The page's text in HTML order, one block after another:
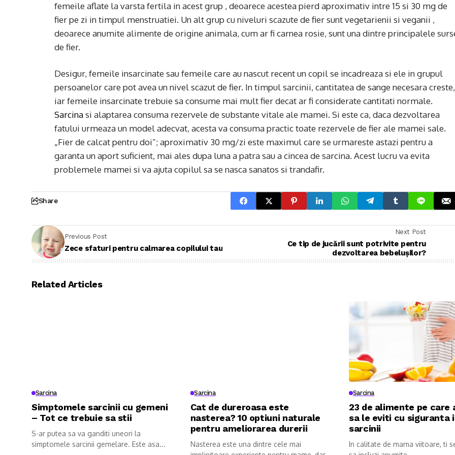
femeile aflate la varsta fertila in acest grup , deoarece acestea pierd aproximativ intre 15 si 30 mg de
fier pe zi in timpul menstruatiei. Un alt grup cu niveluri scazute de fier sunt vegetarienii si veganii ,
deoarece anumite alimente de origine animala, cum ar fi carnea rosie, sunt una dintre principalele
de fier.
Desigur, femeile insarcinate sau femeile care au nascut recent un copil se incadreaza si ele in grupul
persoanelor care pot avea un nivel scazut de fier. In timpul sarcinii, cantitatea de sange necesara creste,
iar femeile insarcinate trebuie sa consume mai mult fier decat ar fi considerate cantitati normale.
Sarcinasi alaptarea consuma rezervele de substante vitale ale mamei. Si este ca, daca dezvoltarea
fatului urmeaza un model adecvat, acesta va consuma practic toate rezervele de fier ale mamei sale.
„Fier de calcat pentru doi”; aproximativ 30 mg/zi este maximul care se urmareste astazi pentru a
garanta un aport suficient, mai ales dupa luna a patra sau a cincea de sarcina. Acest lucru va evita
problemele mamei si va ajuta copilul sa se nasca sanatos si trandafir.
Share
Previous Post
Zece sfaturi pentru calmarea copilului tau
Next Post
Ce tip de jucării sunt potrivite pentru
dezvoltarea bebelușilor?
Related Articles
Sarcina
Simptomele sarcinii cu gemeni
– Tot ce trebuie sa stii
S-ar putea sa va ganditi uneori la
simptomele sarcinii gemelare. Este asa...
Sarcina
Cat de dureroasa este
nasterea? 10 optiuni naturale
pentru ameliorarea durerii
Nasterea este una dintre cele mai
Sarcina
23 de alimente pe care
sa le eviti cu siguranta
sarcinii
In calitate de mama viitoare, ti